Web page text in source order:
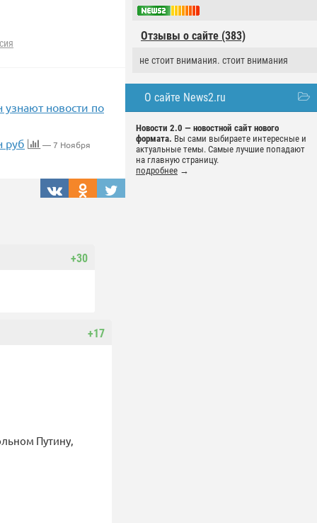
Отзывы о сайте (383)
не стоит внимания. стоит внимания
О сайте News2.ru
Новости 2.0 — новостной сайт нового
формата. Вы сами выбираете интересные и
актуальные темы. Самые лучшие попадают
на главную страницу.
подробнее →
новости по
руб
— 7 Ноября
+30
+17
Путину,